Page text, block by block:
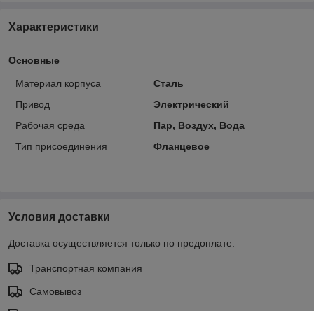
Характеристики
Основные
Материал корпуса
Сталь
Привод
Электрический
Рабочая среда
Пар, Воздух, Вода
Тип присоединения
Фланцевое
Условия доставки
Доставка осуществляется только по предоплате.
Транспортная компания
Самовывоз